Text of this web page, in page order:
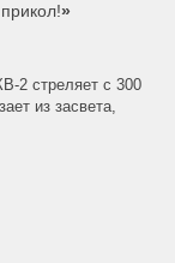
»
2 стреляет с 300
из засвета,